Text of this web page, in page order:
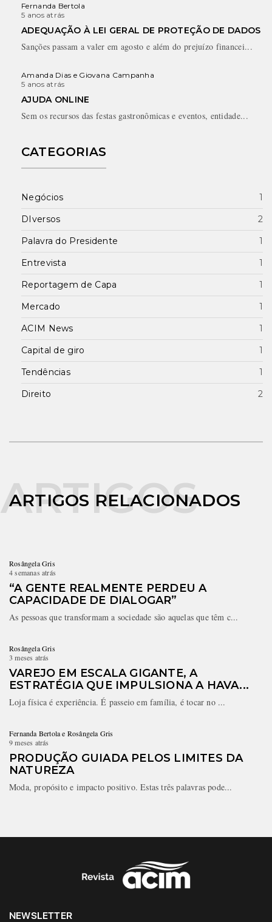
Fernanda Bertola
5 anos atrás
ADEQUAÇÃO À LEI GERAL DE PROTEÇÃO DE DADOS
Sanções passam a valer em agosto e além do prejuízo financei...
Amanda Dias e Giovana Campanha
5 anos atrás
AJUDA ONLINE
Sem os recursos das festas gastronômicas e eventos, entidade...
CATEGORIAS
Negócios
1
DIversos
2
Palavra do Presidente
1
Entrevista
1
Reportagem de Capa
1
Mercado
1
ACIM News
1
Capital de giro
1
Tendências
1
Direito
2
ARTIGOS RELACIONADOS
Rosângela Gris
4 semanas atrás
“A GENTE REALMENTE PERDEU A
CAPACIDADE DE DIALOGAR”
As pessoas que transformam a sociedade são aquelas que têm c...
Rosângela Gris
3 meses atrás
VAREJO EM ESCALA GIGANTE, A
ESTRATÉGIA QUE IMPULSIONA A HAVA...
Loja física é experiência. É passeio em família, é tocar no ...
Fernanda Bertola e Rosângela Gris
9 meses atrás
PRODUÇÃO GUIADA PELOS LIMITES DA
NATUREZA
Moda, propósito e impacto positivo. Estas três palavras pode...
NEWSLETTER